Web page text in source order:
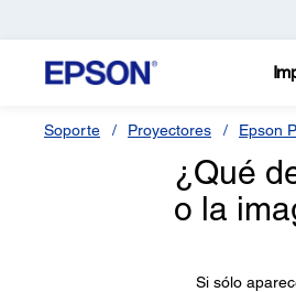
Soporte Proyectores Epson
¿Qué
o la
Si sólo